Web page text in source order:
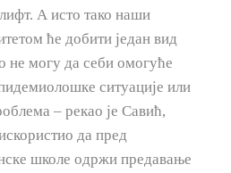
А исто тако наши
ће добити један вид
не могу да себи омогуће
ситуације или
– рекао је Савић,
да пред
школе одржи предавање